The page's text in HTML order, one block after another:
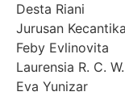
Desta Riani
Jurusan
Feby Evlinovita
Laurensia R. C. W.
Eva Yunizar